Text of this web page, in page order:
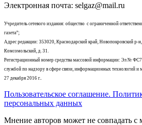
Электронная почта: selgaz@mail.ru
Учредитель сетевого издания: общество с ограниченной
газета”;
Адрес редакции: 353020, Краснодарский край, Новопокровский р-н,
Комсомольский, д. 31.
Регистрационный номер средства массовой информации: Эл №
службой по надзору в сфере связи, информационных технологий
27 декабря 2016 г..
Пользовательское соглашение.
персональных данных
Мнение авторов может не совпадать с